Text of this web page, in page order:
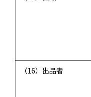
（16）出品者